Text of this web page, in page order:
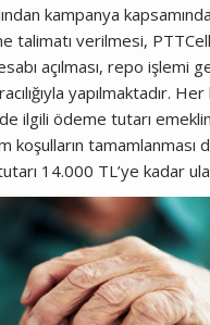
kampanya
talimatı verilmesi,
açılması, repo işlemi
yapılmaktadır.
ilgili ödeme tutarı
koşulların tamamlanması
14.000 TL’ye kadar